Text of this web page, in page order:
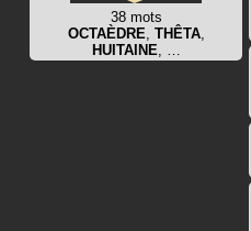
38 mots
OCTAÈDRE THÊTA,
HUITAINE